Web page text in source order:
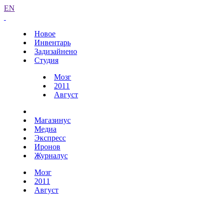
EN
Новое
Инвентарь
Задизайнено
Студия
Мозг
2011
Август
Магазинус
Медиа
Экспресс
Иронов
Журналус
Мозг
2011
Август